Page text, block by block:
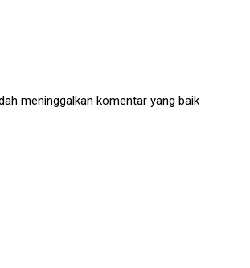
meninggalkan komentar yang baik